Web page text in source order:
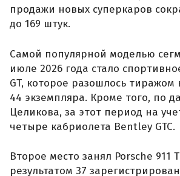
результатом 37
автомобилей. Третью позицию
марок пришлось по 19 новых
Все 19 вставших на учет
Benz пришлись на родстер SL.
спортивных моделей BMW
шесть M4, три M3 и два купе 8-й
Самым востребованным